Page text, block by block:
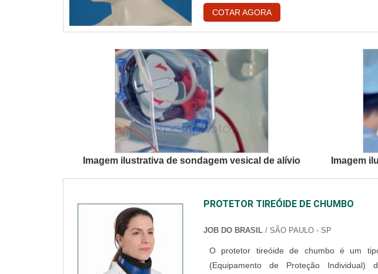
descartável em uma empresa
encontrar o site da Best Fabril. É possível
e gorr...
COTAR AGORA
Imagem ilustrativa de sondagem vesical de alívio Imagem
PROTETOR TIREÓIDE DE CHUMBO
JOB DO BRASIL/ SÃO PAULO - SP
O protetor tireóide de chumbo é um
(Equipamento de Proteção